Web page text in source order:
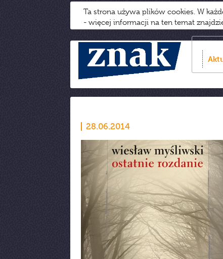
Ta strona używa plików cookies. W
- więcej informacji na ten temat
28.06.2014